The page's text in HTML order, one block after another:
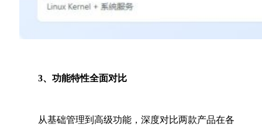
3、功能特性全面对比
从基础管理到高级功能，深度对比两款产品在各